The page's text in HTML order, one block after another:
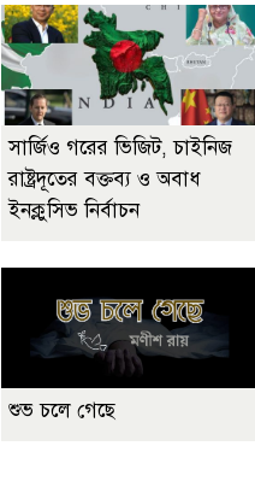
সার্জিও গরের ভিজিট, চাইনিজ
রাষ্ট্রদূতের বক্তব্য ও অবাধ
ইনক্লুসিভ নির্বাচন
শুভ চলে গেছে